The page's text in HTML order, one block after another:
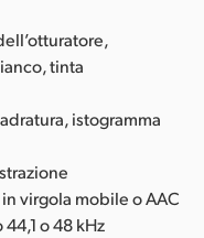
tinta
istogramma
virgola mobile o AAC
o 48 kHz